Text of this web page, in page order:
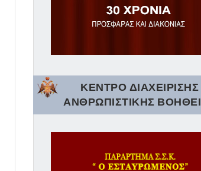
ΚΕΝΤΡΟ ΔΙΑΧΕΙΡΙΣΗΣ
ΑΝΘΡΩΠΙΣΤΙΚΗΣ